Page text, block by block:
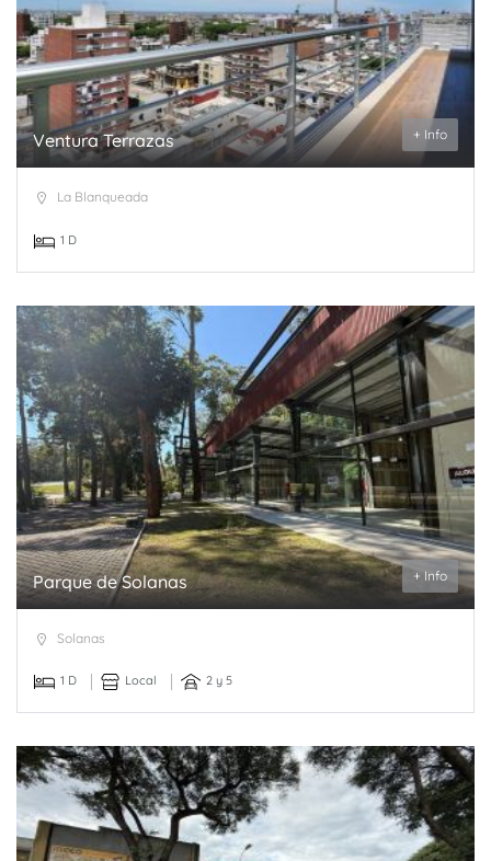
Ventura Terrazas + Info
La Blanqueada
1 D
Parque de Solanas + Info
Solanas
1 D Local 2 y 5